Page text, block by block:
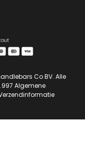
Co BV. Alle
Algemene